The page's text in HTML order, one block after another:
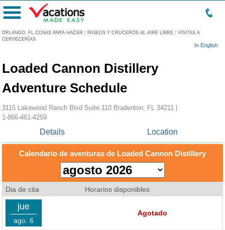
ORLANDO, FL COSAS PARA HACER : PASEOS Y CRUCEROS AL AIRE LIBRE : VISITAS A
CERVECERÍAS
In English
Menú
Loaded Cannon Distillery
Adventure Schedule
3115 Lakewood Ranch Blvd Suite 110 Bradenton, FL 34211 |
1-866-461-4259
Details Location
Calendario de aventuras de Loaded Cannon Distillery
Dia de cita Horarios disponibles
jue
ago. 6
Agotado